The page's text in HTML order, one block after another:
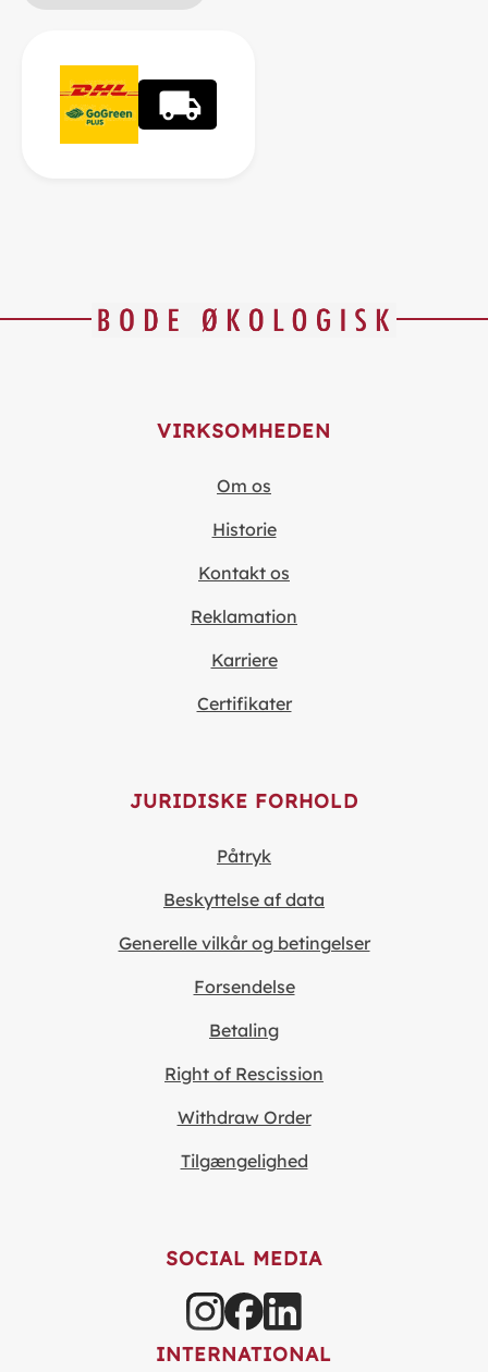
VIRKSOMHEDEN
Om os
Historie
Kontakt os
Reklamation
Karriere
Certifikater
JURIDISKE FORHOLD
Påtryk
Beskyttelse af data
Generelle vilkår og betingelser
Forsendelse
Betaling
Right of Rescission
Withdraw Order
Tilgængelighed
SOCIAL MEDIA
INTERNATIONAL